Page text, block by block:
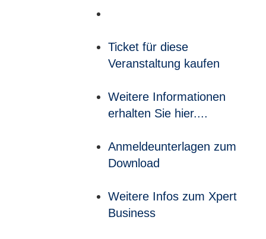
Ticket für diese
Veranstaltung kaufen
Weitere Informationen
erhalten Sie hier....
Anmeldeunterlagen zum
Download
Weitere Infos zum Xpert
Business